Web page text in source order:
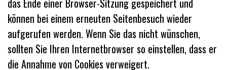
das Ende einer Browser-Sitzung gespeichert und
können bei einem erneuten Seitenbesuch wieder
aufgerufen werden. Wenn Sie das nicht wünschen,
sollten Sie Ihren Internetbrowser so einstellen, dass er
die Annahme von Cookies verweigert.